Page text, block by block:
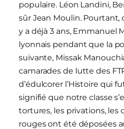
populaire. Léon Landini,
sûr Jean Moulin.
y a déjà 3 ans, Emmanuel
lyonnais pendant que la
suivante, Missak
camarades de lutte des
d’édulcorer l’Histoire qui
signifié que notre classe
tortures, les privations, les
rouges ont été déposées